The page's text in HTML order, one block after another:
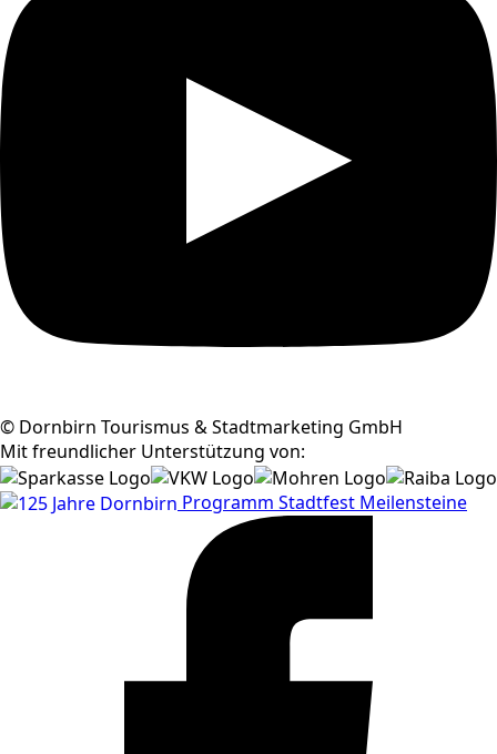
© Dornbirn Tourismus & Stadtmarketing GmbH
Mit freundlicher Unterstützung von:
Programm Stadtfest Meilensteine